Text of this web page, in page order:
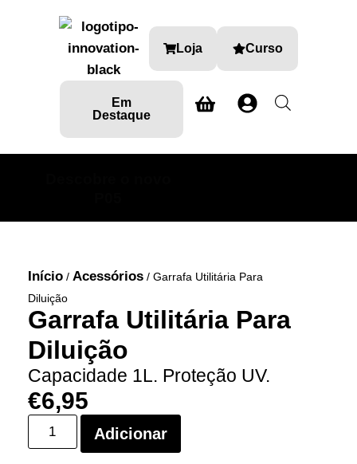
Loja Curso
Em
Destaque
Início / Acessórios / Garrafa Utilitária Para
Diluição
Garrafa Utilitária Para
Diluição
Capacidade 1L. Proteção UV.
€6,95
Adicionar